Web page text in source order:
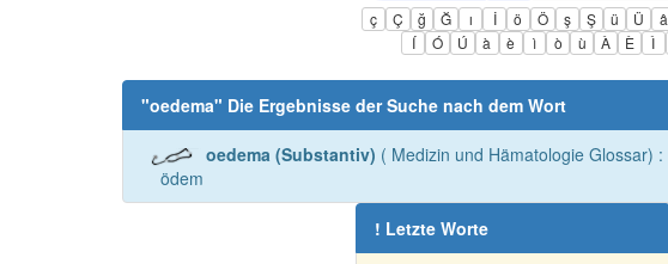
ç Ç ğ Ğ ı İ ö Ö ş Ş ü Ü â
Í
Ó Ú à è ì ò ù À È Ì
"oedema" Die Ergebnisse der Suche nach dem Wort
oedema (Substantiv) ( Medizin und Hämatologie Glossar) :
ödem
! Letzte Worte